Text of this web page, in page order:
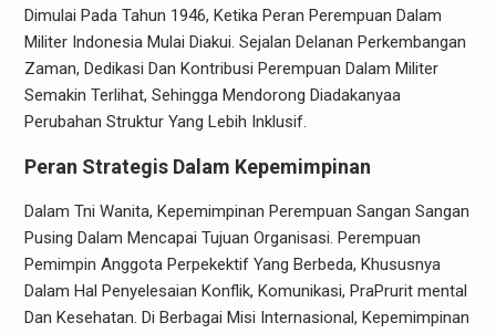
Dimulai Pada Tahun 1946, Ketika Peran Perempuan Dalam
Militer Indonesia Mulai Diakui. Sejalan Delanan Perkembangan
Zaman, Dedikasi Dan Kontribusi Perempuan Dalam Militer
Semakin Terlihat, Sehingga Mendorong Diadakanyaa
Perubahan Struktur Yang Lebih Inklusif.
Peran Strategis Dalam Kepemimpinan
Dalam Tni Wanita, Kepemimpinan Perempuan Sangan Sangan
Pusing Dalam Mencapai Tujuan Organisasi. Perempuan
Pemimpin Anggota Perpekektif Yang Berbeda, Khususnya
Dalam Hal Penyelesaian Konflik, Komunikasi, PraPrurit mental
Dan Kesehatan. Di Berbagai Misi Internasional, Kepemimpinan